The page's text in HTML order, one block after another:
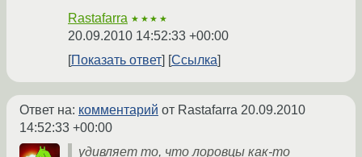
Rastafarra ★★★★
20.09.2010 14:52:33 +00:00
Показать ответ
Ссылка
Ответ на: комментарий от Rastafarra 20.09.2010
14:52:33 +00:00
удивляет то, что лоровцы как-то